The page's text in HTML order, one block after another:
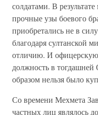
солдатами. В
прочные узы боевого
приобретались не в
благодаря султанской
отличию. И
должность в
образом нельзя было
Со времени Мехмета
частных лиц являлось